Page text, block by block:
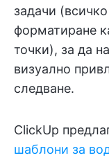
задачи
форматиране
точки), за да
визуално
следване.
ClickUp
шаблони за